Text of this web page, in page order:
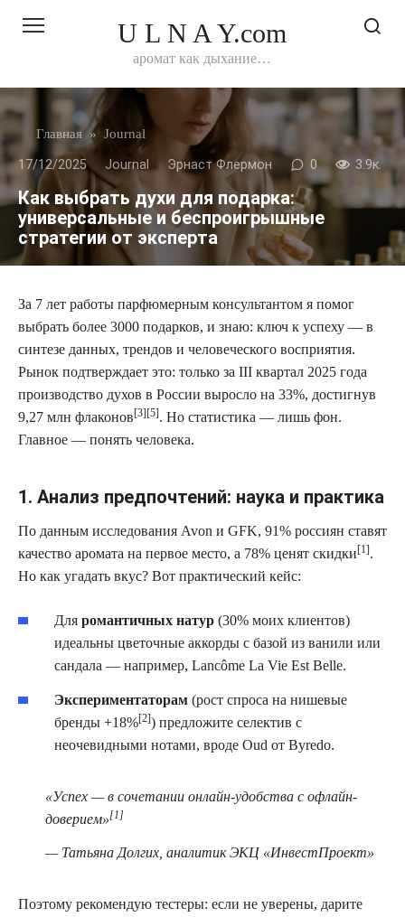
U L N A Y.com
аромат как дыхание…
Главная » Journal
17/12/2025 Journal Эрнаст Флермон 0 3.9к.
Как выбрать духи для подарка:
универсальные и беспроигрышные
стратегии от эксперта
За 7 лет работы парфюмерным консультантом я помог
выбрать более 3000 подарков, и знаю: ключ к успеху — в
синтезе данных, трендов и человеческого восприятия.
Рынок подтверждает это: только за III квартал 2025 года
производство духов в России выросло на 33%, достигнув
9,27 млн флаконов[3][5]. Но статистика — лишь фон.
Главное — понять человека.
1. Анализ предпочтений: наука и практика
По данным исследования Avon и GFK, 91% россиян ставят
качество аромата на первое место, а 78% ценят скидки[1].
Но как угадать вкус? Вот практический кейс:
Для романтичных натур (30% моих клиентов)
идеальны цветочные аккорды с базой из ванили или
сандала — например, Lancôme La Vie Est Belle.
Экспериментаторам (рост спроса на нишевые
бренды +18%[2]) предложите селектив с
неочевидными нотами, вроде Oud от Byredo.
«Успех — в сочетании онлайн-удобства с офлайн-
доверием»[1]
— Татьяна Долгих, аналитик ЭКЦ «ИнвестПроект»
Поэтому рекомендую тестеры: если не уверены, дарите